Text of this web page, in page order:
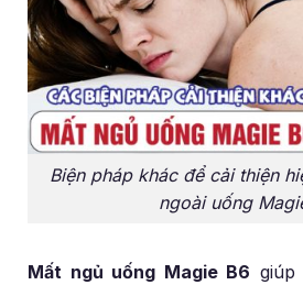
Biện pháp khác để cải thiện
ngoài uống
Mất ngủ uống Magie B6 giúp